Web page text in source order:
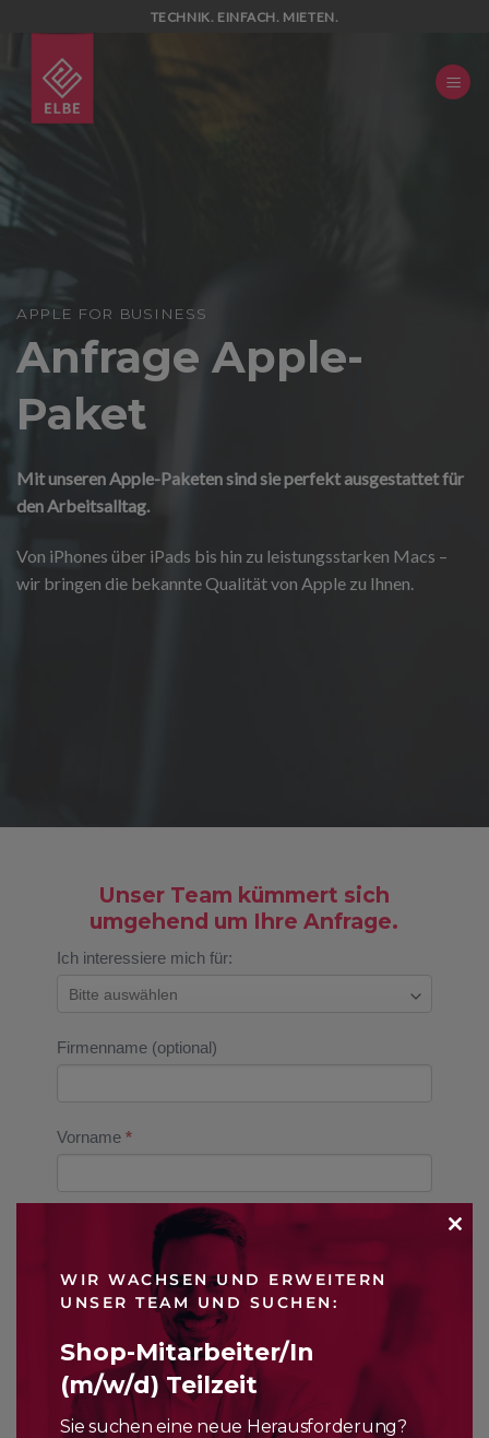
content
TECHNIK. EINFACH. MIETEN.
APPLE FOR BUSINESS
Anfrage Apple-
Paket
Mit unseren Apple-Paketen sind sie perfekt ausgestattet für
den Arbeitsalltag.
Von iPhones über iPads bis hin zu leistungsstarken Macs –
wir bringen die bekannte Qualität von Apple zu Ihnen.
Unser Team kümmert sich
umgehend um Ihre Anfrage.
ANFRAGE-
APPLEPAKETE
Ich interessiere mich für:
Firmenname (optional)
Vorname*
Adresse (optional)
Postleitzahl (optional)
WIR WACHSEN UND ERWEITERN
UNSER TEAM UND SUCHEN:
Shop-Mitarbeiter/In
(m/w/d) Teilzeit
Sie suchen eine neue Herausforderung?